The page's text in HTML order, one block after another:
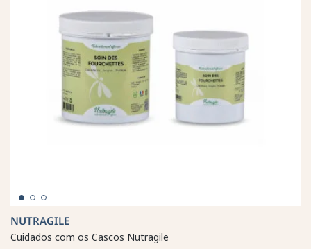
NUTRAGILE
Cuidados com os Cascos Nutragile